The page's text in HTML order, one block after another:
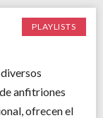
PLAYLISTS
anfitriones
ofrecen el